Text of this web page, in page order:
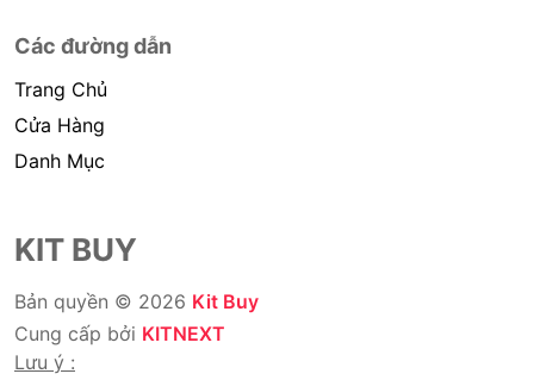
Các đường dẫn
Trang Chủ
Cửa Hàng
Danh Mục
KIT BUY
Bản quyền © 2026 Kit Buy
Cung cấp bởi KITNEXT
Lưu ý :